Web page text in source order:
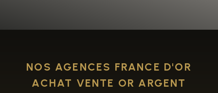
NOS AGENCES FRANCE D'OR
ACHAT VENTE OR ARGENT